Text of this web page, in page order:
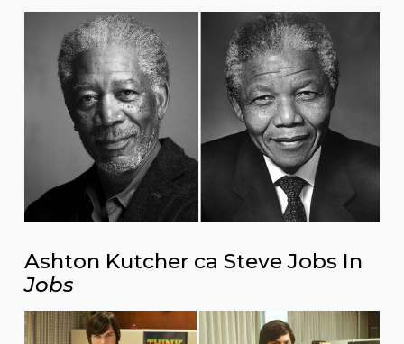
Ashton Kutcher ca Steve Jobs In
Jobs